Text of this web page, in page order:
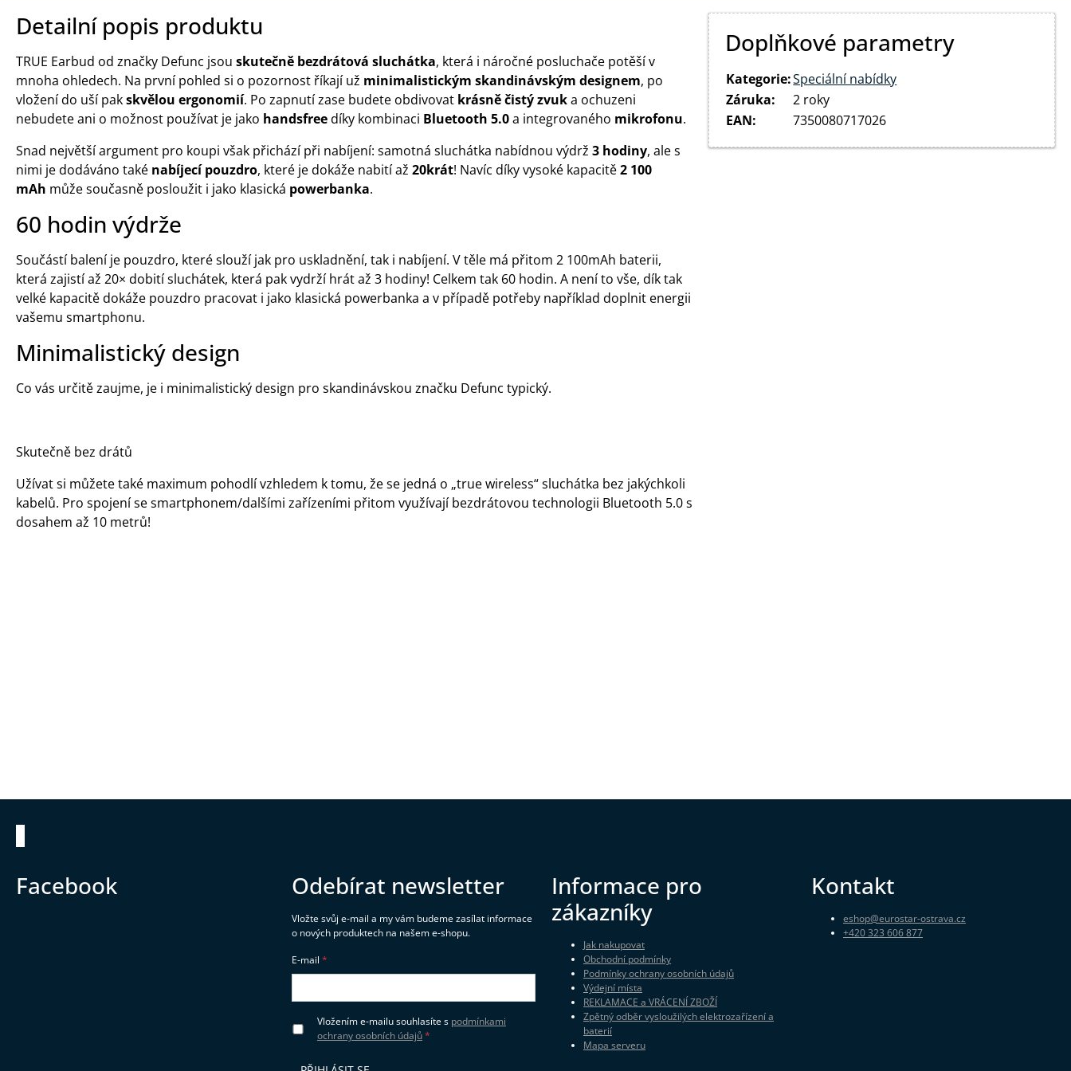
Detailní popis produktu
TRUE Earbud od značky Defunc jsou skutečně bezdrátová sluchátka, která i náročné posluchače potěší v
mnoha ohledech. Na první pohled si o pozornost říkají už minimalistickým skandinávským designem, po
vložení do uší pakskvělou ergonomií. Po zapnutí zase budete obdivovat krásně čistý zvuka ochuzeni
nebudete ani o možnost používat je jako handsfreedíky kombinaci Bluetooth 5.0a integrovaného mikrofonu.
Snad největší argument pro koupi však přichází při nabíjení: samotná sluchátka nabídnou výdrž 3 hodiny, ale s
nimi je dodáváno také nabíjecí pouzdro, které je dokáže nabití až 20krát! Navíc díky vysoké kapacitě2 100
mAh může současně posloužit i jako klasická powerbanka.
60 hodin výdrže
Součástí balení je pouzdro, které slouží jak pro uskladnění, tak i nabíjení. V těle má přitom 2 100mAh baterii,
která zajistí až 20× dobití sluchátek, která pak vydrží hrát až 3 hodiny! Celkem tak 60 hodin. A není to vše, dík tak
velké kapacitě dokáže pouzdro pracovat i jako klasická powerbanka a v případě potřeby například doplnit energii
vašemu smartphonu.
Minimalistický design
Co vás určitě zaujme, je i minimalistický design pro skandinávskou značku Defunc typický.
Skutečně bez drátů
Užívat si můžete také maximum pohodlí vzhledem k tomu, že se jedná o „true wireless“ sluchátka bez jakýchkoli
kabelů. Pro spojení se smartphonem/dalšími zařízeními přitom využívají bezdrátovou technologii Bluetooth 5.0 s
dosahem až 10 metrů!
Doplňkové parametry
Kategorie:Speciální nabídky
Záruka:
2 roky
EAN: 7350080717026
Zápatí
Facebook Odebírat newsletter
Vložte svůj e-mail a my vám budeme zasílat informace
o nových produktech na našem e-shopu.
E-mail
Vložením e-mailu souhlasíte s podmínkami
ochrany osobních údajů
Informace pro
zákazníky
Jak nakupovat
Obchodní podmínky
Podmínky ochrany osobních údajů
Výdejní místa
REKLAMACE a VRÁCENÍ ZBOŽÍ
Zpětný odběr vysloužilých elektrozařízení a
baterií
Mapa serveru
Kontakt
eshop@eurostar-ostrava.cz
+420 323 606 877